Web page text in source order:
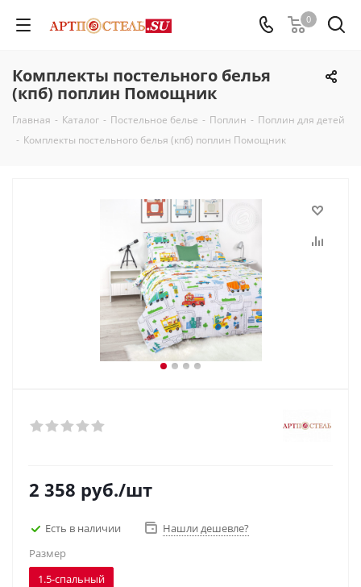
0
Комплекты постельного белья
(кпб) поплин Помощник
Главная - Каталог - Постельное белье - Поплин - Поплин для детей
- Комплекты постельного белья (кпб) поплин Помощник
2 358 руб./шт
Есть в наличии
Нашли дешевле?
Размер
1.5-спальный